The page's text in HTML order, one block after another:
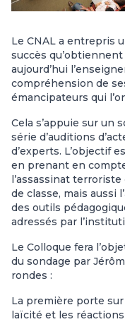
Le CNAL a entrepris
succès
aujourd’hui
compréhension de
émancipateurs qui
Cela s’appuie sur un
série d’auditions
d’experts. L’objectif
en prenant en
l’assassinat
de classe, mais aussi
des outils
adressés par
Le Colloque fera
du sondage par
rondes :
La première porte
laïcité et les réactions